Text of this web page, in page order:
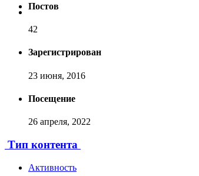
Постов
42
Зарегистрирован
23 июня, 2016
Посещение
26 апреля, 2022
Тип контента
Активность